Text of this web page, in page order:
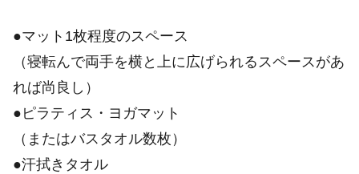
●マット1枚程度のスペース
（寝転んで両手を横と上に広げられるスペースがあ
れば尚良し）
●ピラティス・ヨガマット
（またはバスタオル数枚）
●汗拭きタオル